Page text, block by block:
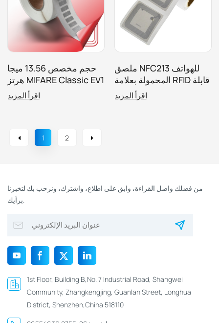
حجم مخصص 13.56 ميجا
هرتز MIFARE Classic EV1
1K RFID علامة / ملصق
NFC Wet Inlay لإدارة
اقرأ المزيد
ملصق NFC213 للهواتف
المحمولة بعلامة RFID قابلة
للطباعة والبرمجة PET
ISO14443A
اقرأ المزيد
1 2
من فضلك واصل القراءة، وابق على اطلاع، واشترك، ونرحب بك لتخبرنا
برأيك.
1st Floor, Building B,No. 7 Industrial Road, Shangwei
Community, Zhangkengjing, Guanlan Street, Longhua
District, Shenzhen,China 518110